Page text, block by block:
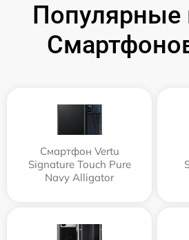
Популярные
Смартфон Vertu
Signature Touch Pure
Navy Alligator